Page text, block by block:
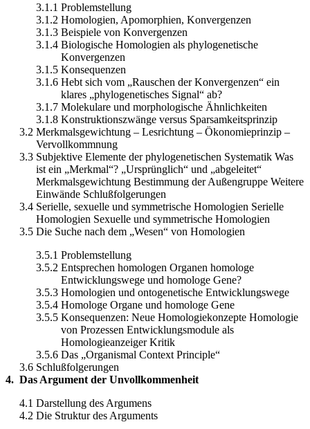
3.1.1 Problemstellung
3.1.2 Homologien, Apomorphien, Konvergenzen
3.1.3 Beispiele von Konvergenzen
3.1.4 Biologische Homologien als phylogenetische
Konvergenzen
3.1.5 Konsequenzen
3.1.6 Hebt sich vom „Rauschen der Konvergenzen“ ein
klares „phylogenetisches Signal“ ab?
3.1.7 Molekulare und morphologische Ähnlichkeiten
3.1.8 Konstruktionszwänge versus Sparsamkeitsprinzip
3.2 Merkmalsgewichtung – Lesrichtung – Ökonomieprinzip –
Vervollkommnung
3.3 Subjektive Elemente der phylogenetischen Systematik Was
ist ein „Merkmal“? „Ursprünglich“ und „abgeleitet“
Merkmalsgewichtung Bestimmung der Außengruppe Weitere
Einwände Schlußfolgerungen
3.4 Serielle, sexuelle und symmetrische Homologien Serielle
Homologien Sexuelle und symmetrische Homologien
3.5 Die Suche nach dem „Wesen“ von Homologien
3.5.1 Problemstellung
3.5.2 Entsprechen homologen Organen homologe
Entwicklungswege und homologe Gene?
3.5.3 Homologien und ontogenetische Entwicklungswege
3.5.4 Homologe Organe und homologe Gene
3.5.5 Konsequenzen: Neue Homologiekonzepte Homologie
von Prozessen Entwicklungsmodule als
Homologieanzeiger Kritik
3.5.6 Das „Organismal Context Principle“
3.6 Schlußfolgerungen
4. Das Argument der Unvollkommenheit
4.1 Darstellung des Argumens
4.2 Die Struktur des Arguments